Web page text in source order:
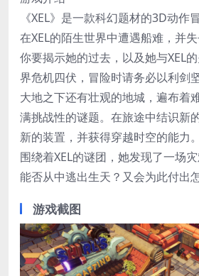
《XEL》是一款科幻题材的3D动作
在XEL的陌生世界中遭遇船难，并
你要揭示她的过去，以及她与XEL
界危机四伏，冒险时请务必以利剑
大地之下还有壮观的地城，遍布着
满挑战性的谜题。在旅途中结识新
新的装置，并获得穿越时空的能力
围绕着XEL的谜团，她发现了一场
能否从中逃出生天？又会为此付出
游戏截图